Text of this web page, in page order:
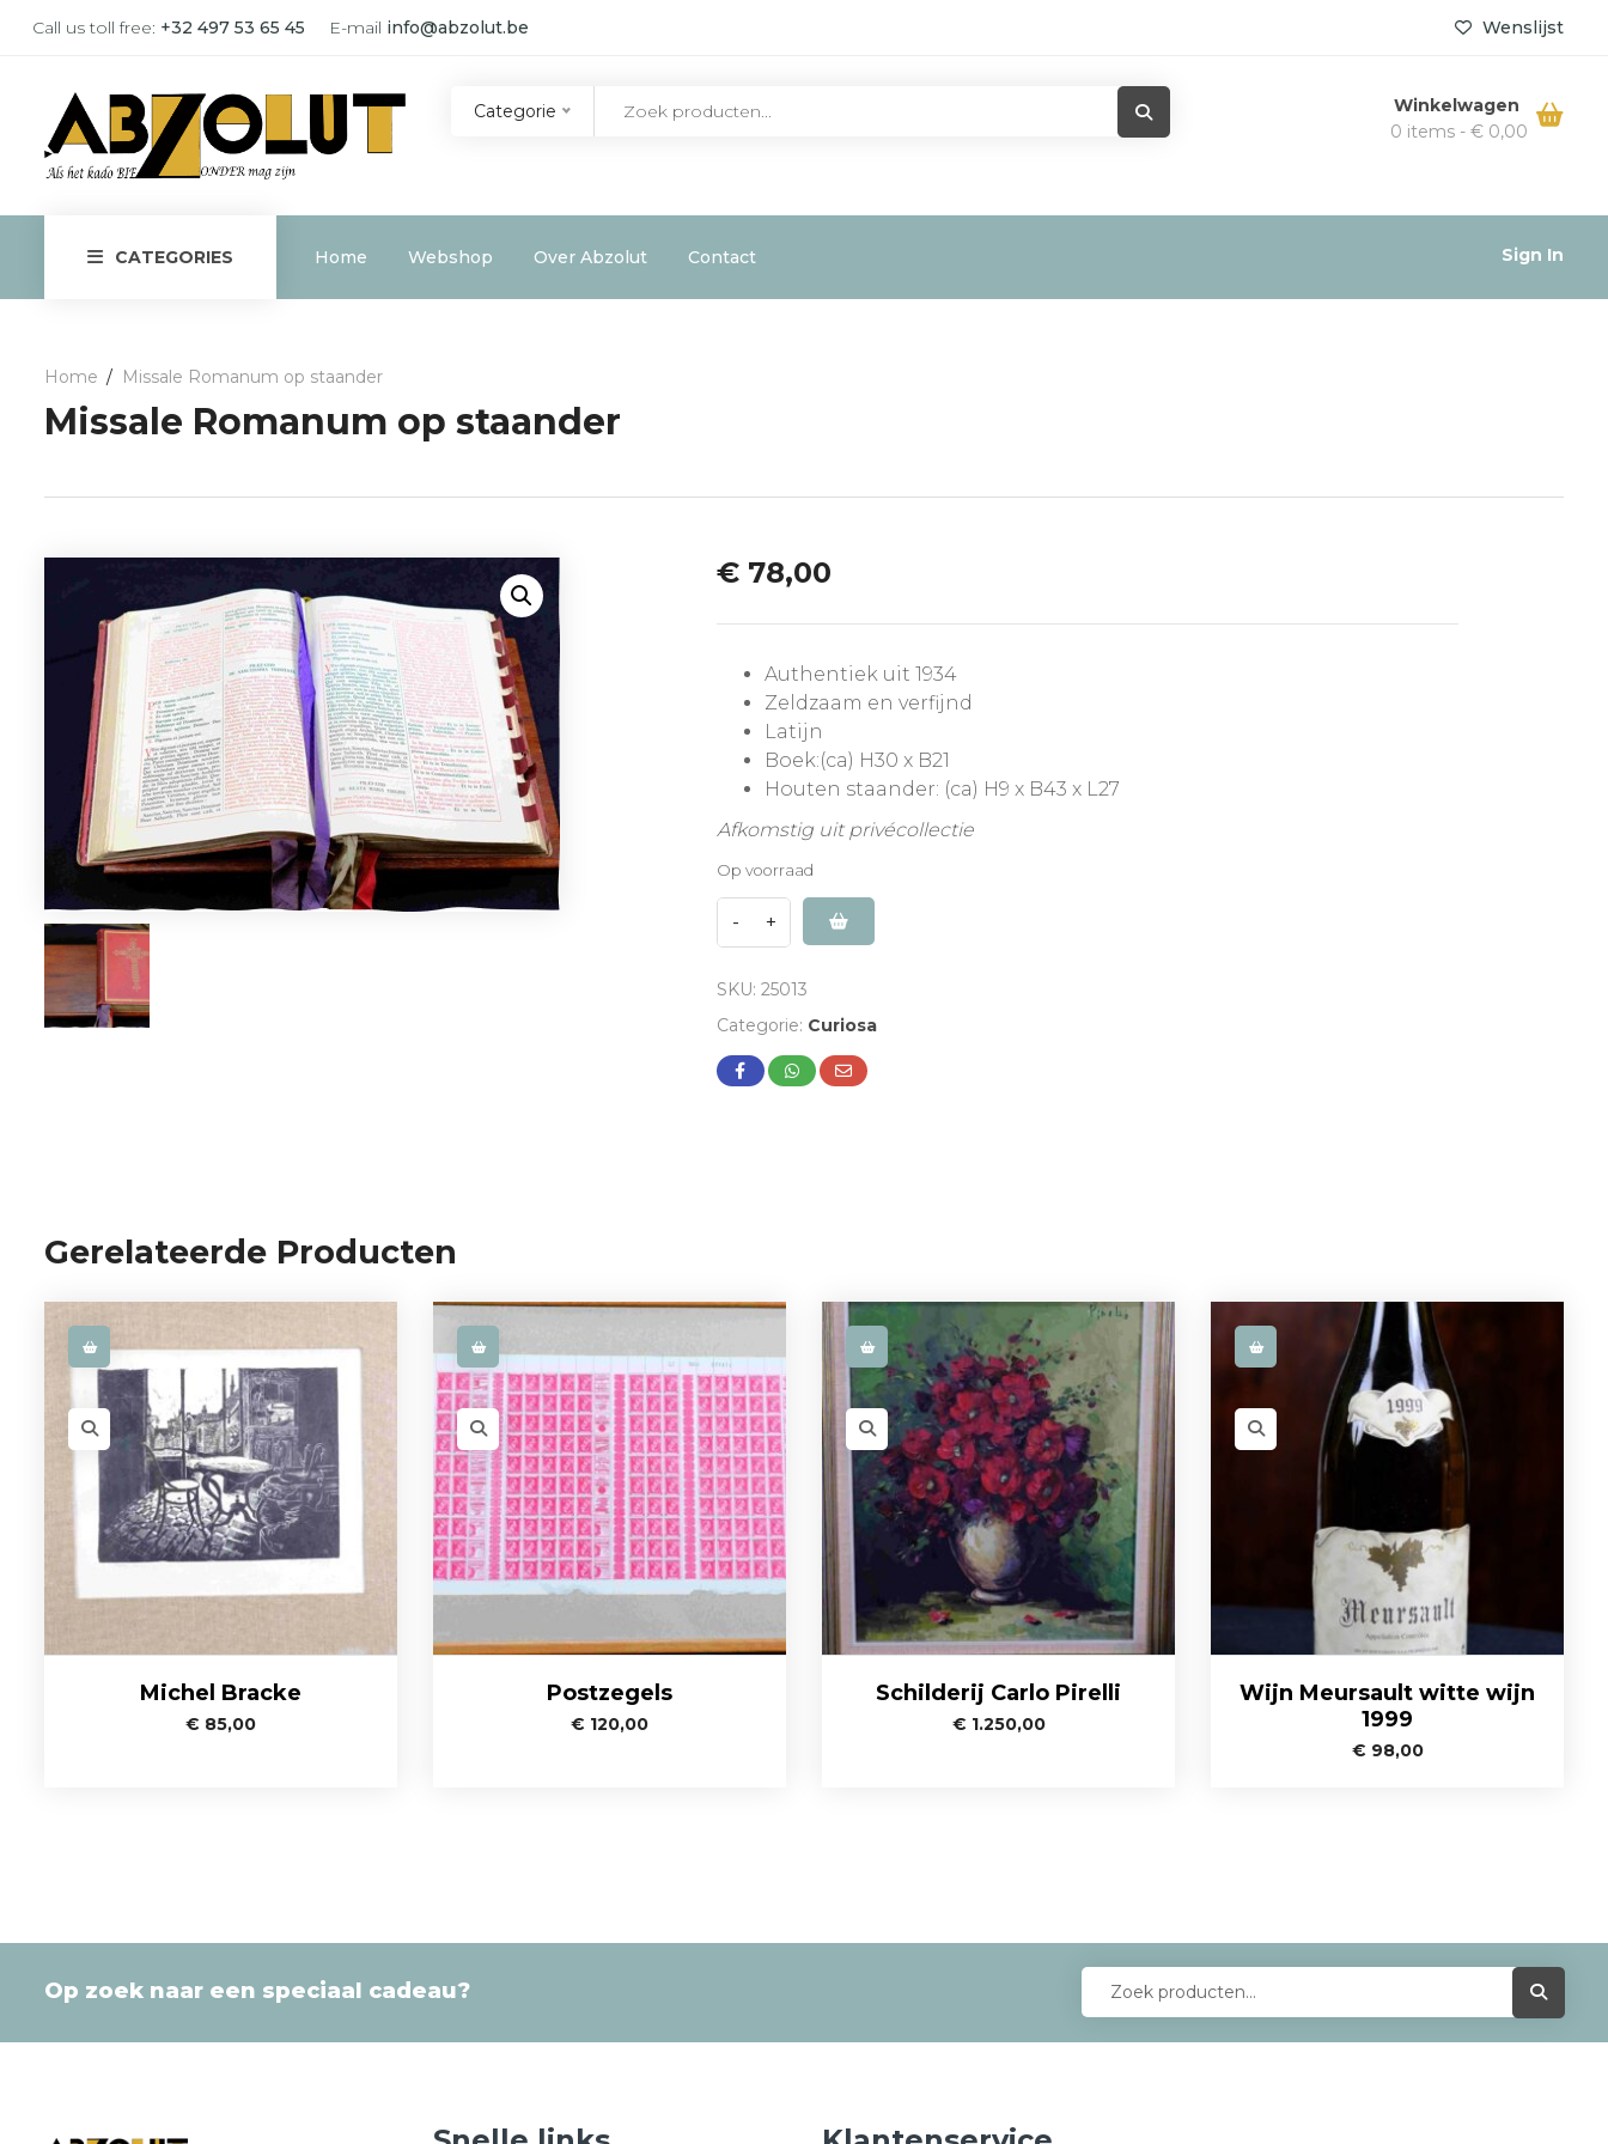
Call us toll free: +32 497 53 65 45 E-mail info@abzolut.be Wenslijst
Categorie
Winkelwagen
0 items - €0,00
CATEGORIES Home Webshop Over Abzolut Contact Sign In
Home Missale Romanum op staander
Missale Romanum op staander
€78,00
Authentiek uit 1934
Zeldzaam en verfijnd
Latijn
Boek:(ca) H30 x B21
Houten staander: (ca) H9 x B43 x L27
Afkomstig uit privécollectie
Op voorraad
SKU: 25013
Categorie: Curiosa
Gerelateerde Producten
Michel Bracke
€ 85,00
Postzegels
€ 120,00
Schilderij Carlo Pirelli
€ 1.250,00
Wijn Meursault witte wijn
1999
€ 98,00
Op zoek naar een speciaal cadeau?